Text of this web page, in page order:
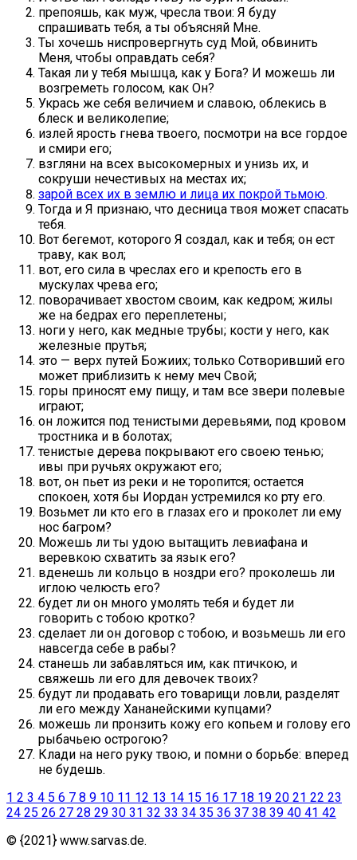
препояшь, как муж, чресла твои: Я буду
спрашивать тебя, а ты объясняй Мне.
Ты хочешь ниспровергнуть суд Мой, обвинить
Меня, чтобы оправдать себя?
Такая ли у тебя мышца, как у Бога? И можешь ли
возгреметь голосом, как Он?
Укрась же себя величием и славою, облекись в
блеск и великолепие;
излей ярость гнева твоего, посмотри на все гордое
и смири его;
взгляни на всех высокомерных и унизь их, и
сокруши нечестивых на местах их;
зарой всех их в землю и лица их покрой тьмою.
Тогда и Я признаю, что десница твоя может спасать
тебя.
Вот бегемот, которого Я создал, как и тебя; он ест
траву, как вол;
вот, его сила в чреслах его и крепость его в
мускулах чрева его;
поворачивает хвостом своим, как кедром; жилы
же на бедрах его переплетены;
ноги у него, как медные трубы; кости у него, как
железные прутья;
это — верх путей Божиих; только Сотворивший его
может приблизить к нему меч Свой;
горы приносят ему пищу, и там все звери полевые
играют;
он ложится под тенистыми деревьями, под кровом
тростника и в болотах;
тенистые дерева покрывают его своею тенью;
ивы при ручьях окружают его;
вот, он пьет из реки и не торопится; остается
спокоен, хотя бы Иордан устремился ко рту его.
Возьмет ли кто его в глазах его и проколет ли ему
нос багром?
Можешь ли ты удою вытащить левиафана и
веревкою схватить за язык его?
вденешь ли кольцо в ноздри его? проколешь ли
иглою челюсть его?
будет ли он много умолять тебя и будет ли
говорить с тобою кротко?
сделает ли он договор с тобою, и возьмешь ли его
навсегда себе в рабы?
станешь ли забавляться им, как птичкою, и
свяжешь ли его для девочек твоих?
будут ли продавать его товарищи ловли, разделят
ли его между Хананейскими купцами?
можешь ли пронзить кожу его копьем и голову его
рыбачьею острогою?
Клади на него руку твою, и помни о борьбе: вперед
не будешь.
1 2 3 4 5 6 7 8 9 10 11 12 13 14 15 16 17 18 19 20 21 22 23
24 25 26 27 28 29 30 31 32 33 34 35 36 37 38 39 40 41 42
© {2021} www.sarvas.de.